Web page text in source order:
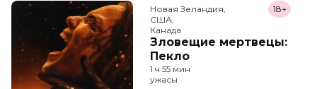
Новая Зеландия,
США,
Канада
Зловещие мертвецы:
Пекло
18+
1 ч 55 мин
ужасы